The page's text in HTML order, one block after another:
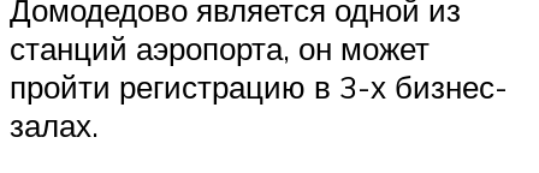
Домодедово является одной из
станций аэропорта, он может
пройти регистрацию в 3-х бизнес-
залах.